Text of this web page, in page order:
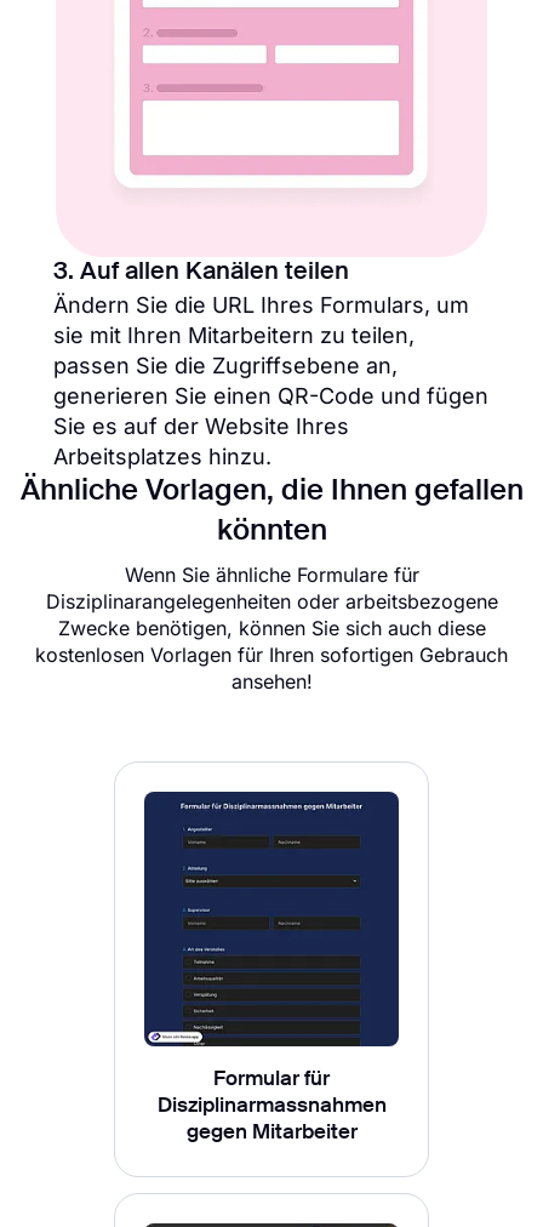
3. Auf allen Kanälen teilen
Ändern Sie die URL Ihres Formulars, um
sie mit Ihren Mitarbeitern zu teilen,
passen Sie die Zugriffsebene an,
generieren Sie einen QR-Code und fügen
Sie es auf der Website Ihres
Arbeitsplatzes hinzu.
Ähnliche Vorlagen, die Ihnen gefallen
könnten
Wenn Sie ähnliche Formulare für
Disziplinarangelegenheiten oder arbeitsbezogene
Zwecke benötigen, können Sie sich auch diese
kostenlosen Vorlagen für Ihren sofortigen Gebrauch
ansehen!
Formular für
Disziplinarmassnahmen
gegen Mitarbeiter